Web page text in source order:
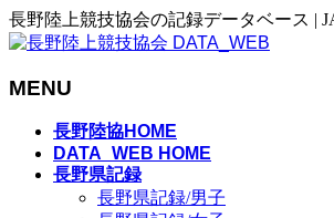
長野陸上競技協会の記録データベース |
MENU
長野陸協HOME
DATA_WEB HOME
長野県記録
長野県記録/男子